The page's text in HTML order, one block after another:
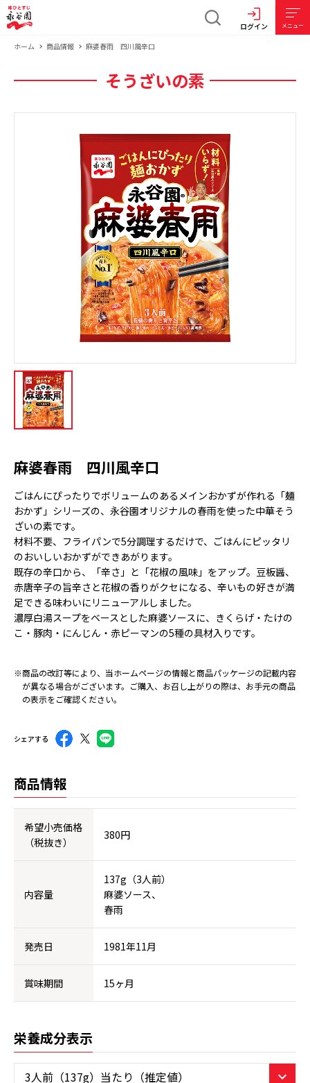
ログイン メニュー
ホーム 商品情報 麻婆春雨 四川風辛口
そうざいの素
麻婆春雨 四川風辛口
ごはんにぴったりでボリュームのあるメインおかずが作れる「麺
おかず」シリーズの、永谷園オリジナルの春雨を使った中華そう
ざいの素です。
材料不要、フライパンで5分調理するだけで、ごはんにピッタリ
のおいしいおかずができあがります。
既存の辛口から、「辛さ」と「花椒の風味」をアップ。豆板醤、
赤唐辛子の旨辛さと花椒の香りがクセになる、辛いもの好きが満
足できる味わいにリニューアルしました。
濃厚白湯スープをベースとした麻婆ソースに、きくらげ・たけの
こ・豚肉・にんじん・赤ピーマンの5種の具材入りです。
※商品の改訂等により、当ホームページの情報と商品パッケージの記載内容
が異なる場合がございます。ご購入、お召し上がりの際は、お手元の商品
の表示をご確認ください。
シェアする
商品情報
希望小売価格
（税抜き）
380円
内容量
137g（3人前）
麻婆ソース、
春雨
発売日 1981年11月
賞味期間 15ヶ月
栄養成分表示